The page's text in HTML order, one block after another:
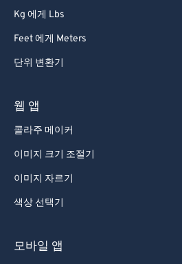
Kg 에게 Lbs
Feet 에게 Meters
단위 변환기
웹 앱
콜라주 메이커
이미지 크기 조절기
이미지 자르기
색상 선택기
모바일 앱